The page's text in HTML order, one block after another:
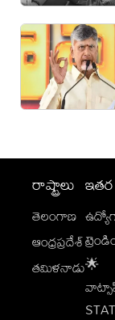
రాష్ట్రాలు
తెలంగాణ
ఆంధ్రప్రదేశ్
తమిళనాడు🌟